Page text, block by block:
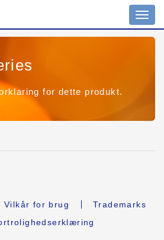
for dette produkt.
Vilkår for brug
Trademarks